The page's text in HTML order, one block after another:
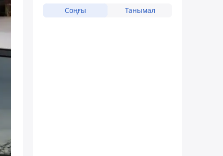
Соңғы Танымал